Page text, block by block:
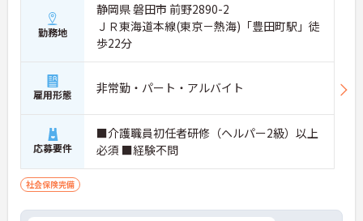
勤務地
静岡県 磐田市 前野2890-2
ＪＲ東海道本線(東京－熱海)「豊田町駅」徒
歩22分
雇用形態 非常勤・パート・アルバイト
応募要件
■介護職員初任者研修（ヘルパー2級）以上
必須 ■経験不問
社会保険完備